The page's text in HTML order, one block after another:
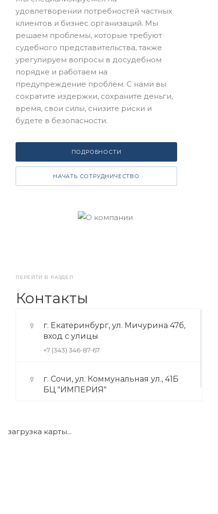
удовлетворении потребностей частных
клиентов и бизнес организаций. Мы
решаем проблемы, которые требуют
судебного представительства, также
урегулируем вопросы в досудебном
порядке и работаем на
предупреждение проблем. С нами вы
сократите издержки, сохраните деньги,
время, свои силы, снизите риски и
будете в безопасности.
ПОДРОБНОСТИ
НАЧАТЬ СОТРУДНИЧЕСТВО
ПЕРЕЙТИ В РАЗДЕЛ
Контакты
г. Екатеринбург, ул. Мичурина 47б,
вход с улицы
+7 (343) 346-87-67
г. Сочи, ул. Коммунальная ул., 41Б
БЦ "ИМПЕРИЯ"
загрузка карты...